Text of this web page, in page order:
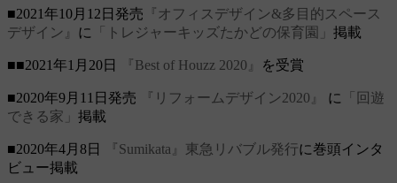
■2021年10月12日発売 『オフィスデザイン&多目的スペース
デザイン』 に 「トレジャーキッズたかどの保育園」 掲載
■■2021年1月20日 『Best of Houzz 2020』 を受賞
■2020年9月11日発売 『リフォームデザイン2020』 に
「回遊
できる家」 掲載
■2020年4月8日 『Sumikata』東急リバブル発行に巻頭インタ
ビュー掲載